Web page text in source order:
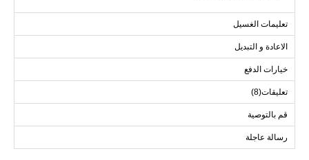
(المنتج على الموديل مقاس 40).
الحجم
42
98
86
112
تعليمات الغسيل
الاعادة و التبديل
خيارات الدفع
تعليقات(8)
قم بالتوصية
رسالة عاجلة